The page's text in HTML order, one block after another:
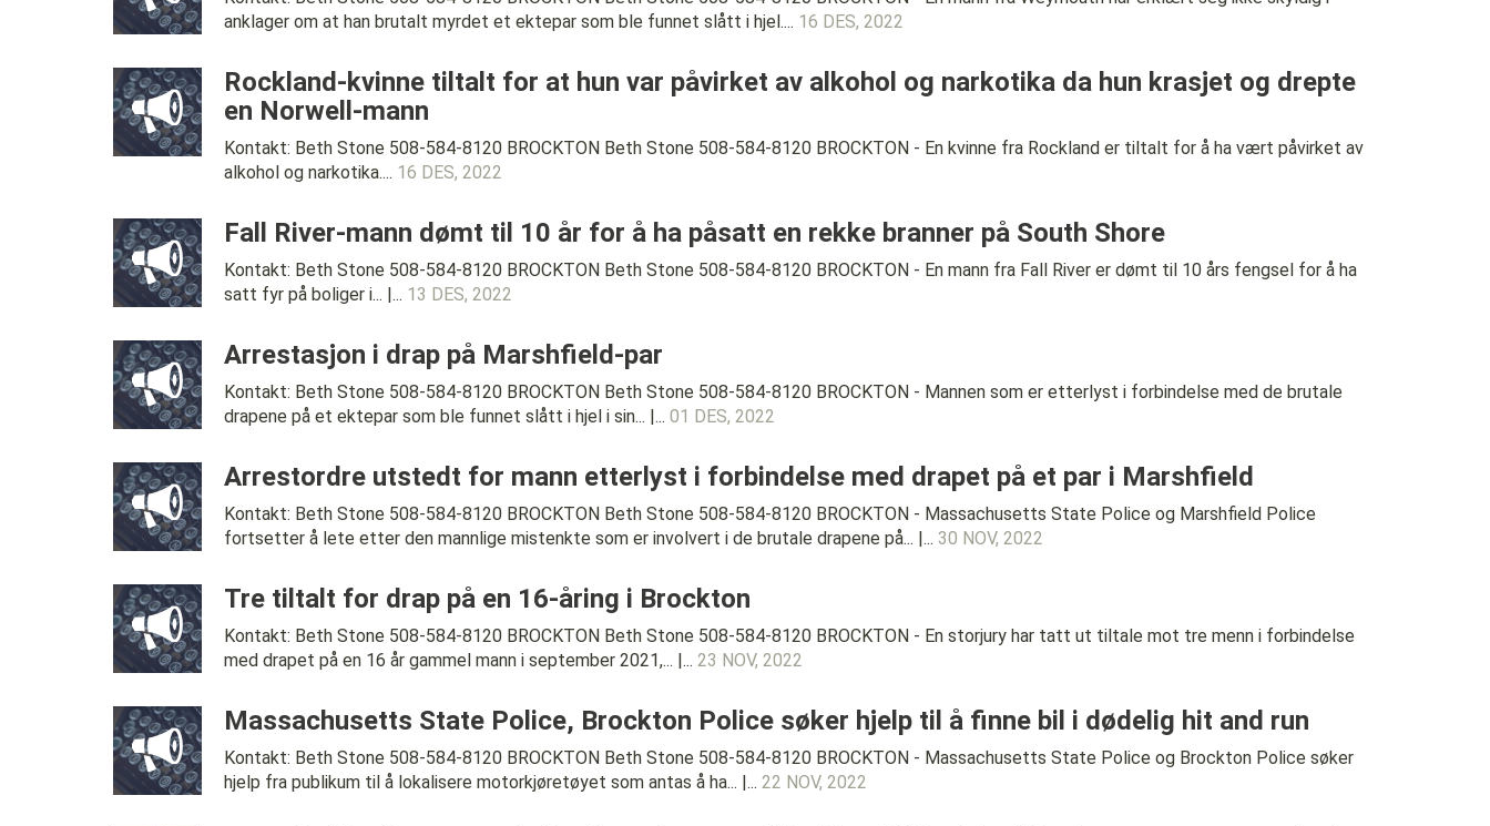
anklager om at han brutalt myrdet et ektepar som ble funnet slått i hjel.... 16 DES, 2022
Rockland-kvinne tiltalt for at hun var påvirket av alkohol og narkotika da hun krasjet og drepte
en Norwell-mann
Kontakt: Beth Stone 508-584-8120 BROCKTON Beth Stone 508-584-8120 BROCKTON - En kvinne fra Rockland er tiltalt for å ha vært påvirket av
alkohol og narkotika.... 16 DES, 2022
Fall River-mann dømt til 10 år for å ha påsatt en rekke branner på South Shore
Kontakt: Beth Stone 508-584-8120 BROCKTON Beth Stone 508-584-8120 BROCKTON - En mann fra Fall River er dømt til 10 års fengsel for å ha
satt fyr på boliger i... |... 13 DES, 2022
Arrestasjon i drap på Marshfield-par
Kontakt: Beth Stone 508-584-8120 BROCKTON Beth Stone 508-584-8120 BROCKTON - Mannen som er etterlyst i forbindelse med de brutale
drapene på et ektepar som ble funnet slått i hjel i sin... |... 01 DES, 2022
Arrestordre utstedt for mann etterlyst i forbindelse med drapet på et par i Marshfield
Kontakt: Beth Stone 508-584-8120 BROCKTON Beth Stone 508-584-8120 BROCKTON - Massachusetts State Police og Marshfield Police
fortsetter å lete etter den mannlige mistenkte som er involvert i de brutale drapene på... |... 30 NOV, 2022
Tre tiltalt for drap på en 16-åring i Brockton
Kontakt: Beth Stone 508-584-8120 BROCKTON Beth Stone 508-584-8120 BROCKTON - En storjury har tatt ut tiltale mot tre menn i forbindelse
med drapet på en 16 år gammel mann i september 2021,... |... 23 NOV, 2022
Massachusetts State Police, Brockton Police søker hjelp til å finne bil i dødelig hit and run
Kontakt: Beth Stone 508-584-8120 BROCKTON Beth Stone 508-584-8120 BROCKTON - Massachusetts State Police og Brockton Police søker
hjelp fra publikum til å lokalisere motorkjøretøyet som antas å ha... |... 22 NOV, 2022